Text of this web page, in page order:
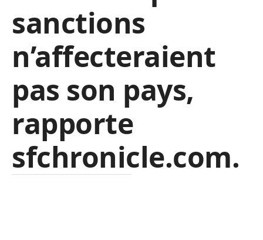
sanctions
n’affecteraient
pas son pays,
rapporte
sfchronicle.com.